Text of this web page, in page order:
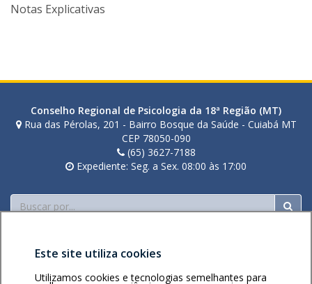
i
o
i
Notas Explicativas
Conselho Regional de Psicologia da 18ª Região (MT)
Rua das Pérolas, 201 - Bairro Bosque da Saúde - Cuiabá MT
CEP 78050-090
(65) 3627-7188
Expediente: Seg. a Sex. 08:00 às 17:00
Buscar
Este site utiliza cookies
Utilizamos cookies e tecnologias semelhantes para